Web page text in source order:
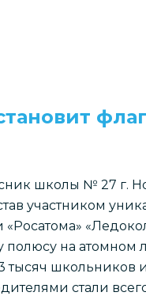
школы № 27 г.
участником
полюсу на атомном
тысяч школьников
стали